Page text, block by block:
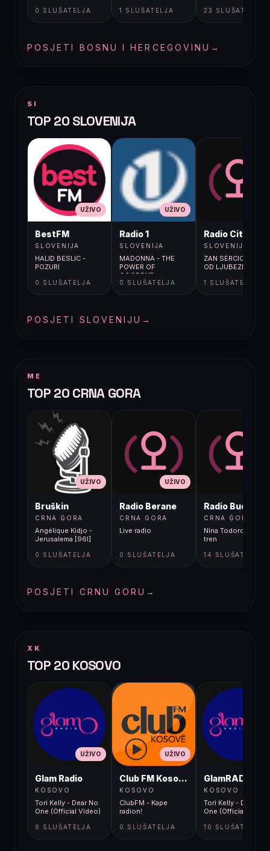
0 SLUŠATELJA 1 SLUŠATELJA 23 SLUŠATELJA
POSJETI BOSNU I HERCEGOVINU →
SI
TOP 20 SLOVENIJA
UŽIVO
BestFM
SLOVENIJA
HALID BESLIC -
POZURI
0 SLUŠATELJA
UŽIVO
Radio 1
SLOVENIJA
MADONNA - THE
POWER OF
GOODBYE
0 SLUŠATELJA
Radio City
SLOVENIJA
ZAN SERCIC / PIJAN
OD LJUBEZNI
1 SLUŠATELJA
POSJETI SLOVENIJU →
ME
TOP 20 CRNA GORA
UŽIVO
Bruškin
CRNA GORA
Angélique Kidjo -
Jerusalema [96l]
0 SLUŠATELJA
UŽIVO
Radio Berane
CRNA GORA
Live radio
0 SLUŠATELJA
Radio Budva
CRNA GORA
Nina Todorovic -
tren
14 SLUŠATELJA
POSJETI CRNU GORU →
XK
TOP 20 KOSOVO
UŽIVO
Glam Radio
KOSOVO
Tori Kelly - Dear No
One (Official Video)
9 SLUŠATELJA
UŽIVO
Club FM Kosovë
KOSOVO
ClubFM - Kape
radion!
0 SLUŠATELJA
GlamRADIO
KOSOVO
Tori Kelly - Dear No
One (Official Video)
10 SLUŠATELJA